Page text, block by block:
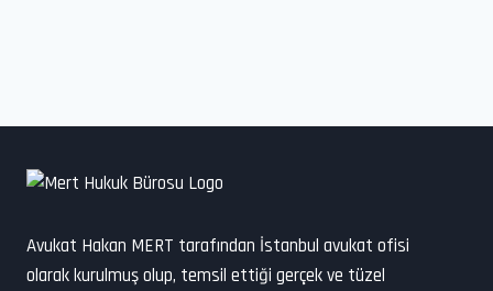
Avukat Hakan MERT tarafından İstanbul avukat ofisi
olarak kurulmuş olup, temsil ettiği gerçek ve tüzel